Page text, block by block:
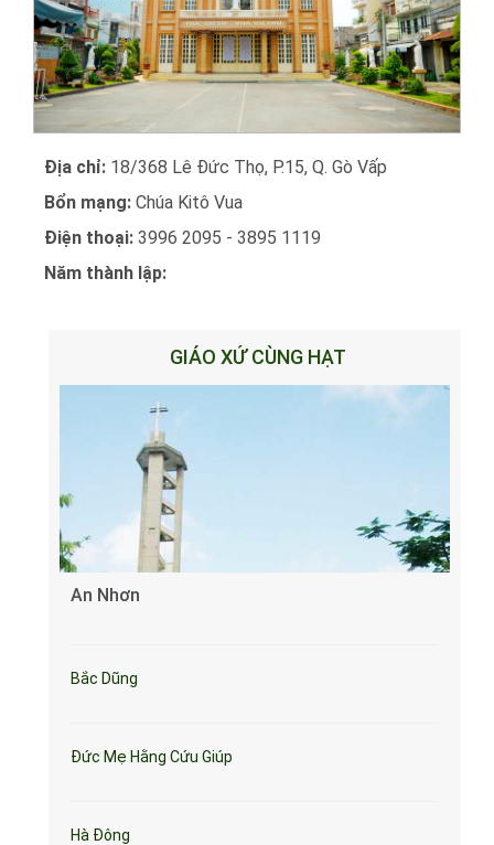
Địa chỉ: 18/368 Lê Đức Thọ, P.15, Q. Gò Vấp
Bổn mạng: Chúa Kitô Vua
Điện thoại: 3996 2095 - 3895 1119
Năm thành lập:
GIÁO XỨ CÙNG HẠT
An Nhơn
Bắc Dũng
Đức Mẹ Hằng Cứu Giúp
Hà Đông